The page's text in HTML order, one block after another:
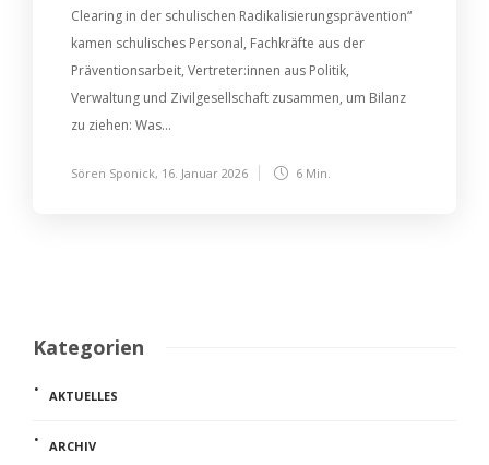
Clearing in der schulischen Radikalisierungsprävention“
kamen schulisches Personal, Fachkräfte aus der
Präventionsarbeit, Vertreter:innen aus Politik,
Verwaltung und Zivilgesellschaft zusammen, um Bilanz
zu ziehen: Was...
Sören Sponick, 16. Januar 2026 6 Min.
Kategorien
AKTUELLES
ARCHIV